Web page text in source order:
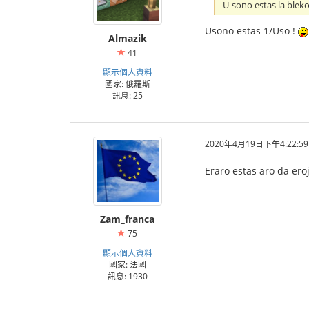
_Almazik_
41
顯示個人資料
國家: 俄羅斯
訊息: 25
U-sono estas la
Usono estas 1/Uso !
Zam_franca
75
顯示個人資料
國家: 法國
訊息: 1930
2020年4月19日下午4:22:59
Eraro estas aro da eroj